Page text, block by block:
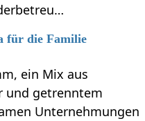
für die Familie
ein Mix aus
und getrenntem
Unternehmungen